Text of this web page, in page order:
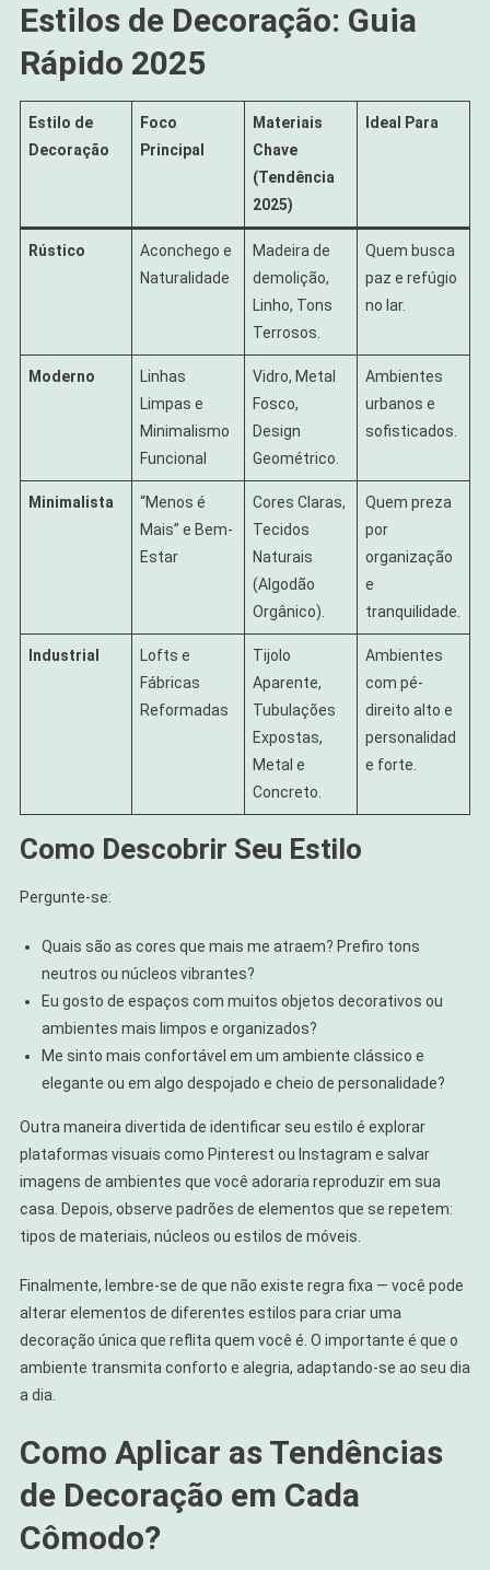
Estilos de Decoração: Guia
Rápido 2025
Estilo de
Decoração
Foco
Principal
Materiais
Chave
(Tendência
2025)
Ideal Para
Rústico
Aconchego e
Naturalidade
Madeira de
demolição,
Linho, Tons
Terrosos.
Quem busca
paz e refúgio
no lar.
Moderno
Linhas
Limpas e
Minimalismo
Funcional
Vidro, Metal
Fosco,
Design
Geométrico.
Ambientes
urbanos e
sofisticados.
Minimalista
“Menos é
Mais” e Bem-
Estar
Cores Claras,
Tecidos
Naturais
(Algodão
Orgânico).
Quem preza
por
organização
e
tranquilidade.
Industrial
Lofts e
Fábricas
Reformadas
Tijolo
Aparente,
Tubulações
Expostas,
Metal e
Concreto.
Ambientes
com pé-
direito alto e
personalidad
e forte.
Como Descobrir Seu Estilo
Pergunte-se:
Quais são as cores que mais me atraem? Prefiro tons
neutros ou núcleos vibrantes?
Eu gosto de espaços com muitos objetos decorativos ou
ambientes mais limpos e organizados?
Me sinto mais confortável em um ambiente clássico e
elegante ou em algo despojado e cheio de personalidade?
Outra maneira divertida de identificar seu estilo é explorar
plataformas visuais como Pinterest ou Instagram e salvar
imagens de ambientes que você adoraria reproduzir em sua
casa. Depois, observe padrões de elementos que se repetem:
tipos de materiais, núcleos ou estilos de móveis.
Finalmente, lembre-se de que não existe regra fixa — você pode
alterar elementos de diferentes estilos para criar uma
decoração única que reflita quem você é. O importante é que o
ambiente transmita conforto e alegria, adaptando-se ao seu dia
a dia.
Como Aplicar as Tendências
de Decoração em Cada
Cômodo?